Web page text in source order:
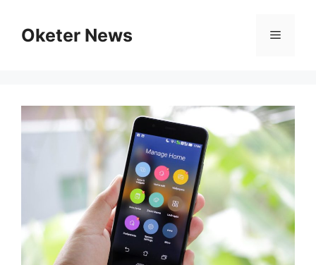
contentOketer News Menu